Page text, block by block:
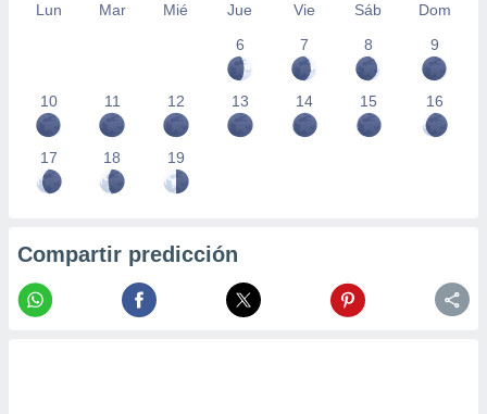
Lun Mar Mié Jue Vie Sáb
Dom
6
7 8 9
10 11 12 13 14 15 16
17 18 19
Compartir predicción